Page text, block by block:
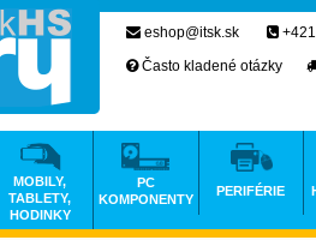
eshop@itsk.sk
Často kladené otázky
MOBILY,
TABLETY,
HODINKY
PC
KOMPONENTY
PERIFÉRIE